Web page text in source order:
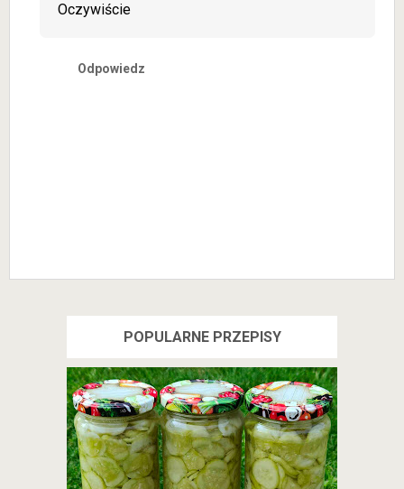
Oczywiście
Odpowiedz
POPULARNE PRZEPISY